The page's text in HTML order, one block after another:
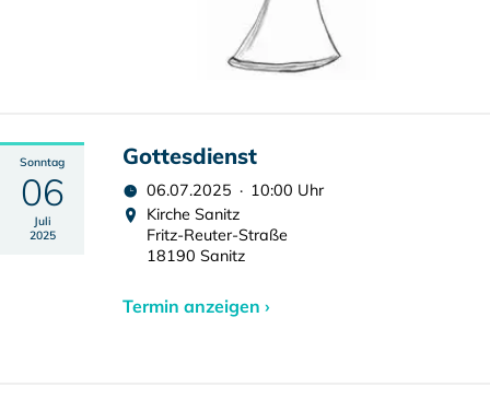
Sonntag
06
Juli
2025
Gottesdienst
06.07.2025 · 10:00 Uhr
Kirche Sanitz
Fritz-Reuter-Straße
18190 Sanitz
Termin anzeigen ›